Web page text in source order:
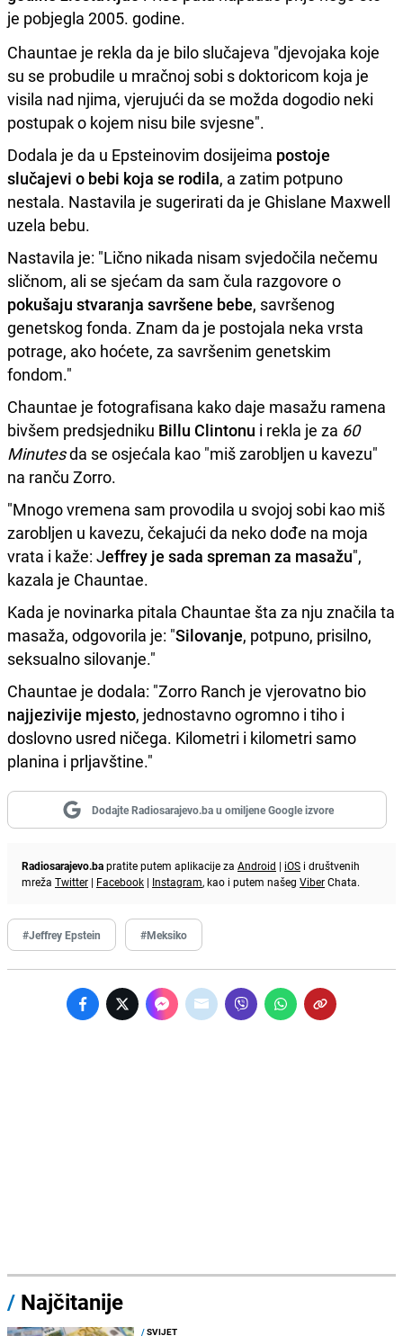
je pobjegla 2005. godine.
Chauntae je rekla da je bilo slučajeva "djevojaka koje
su se probudile u mračnoj sobi s doktoricom koja je
visila nad njima, vjerujući da se možda dogodio neki
postupak o kojem nisu bile svjesne".
Dodala je da u Epsteinovim dosijeima postoje
slučajevi o bebi koja se rodila, a zatim potpuno
nestala. Nastavila je sugerirati da je Ghislane Maxwell
uzela bebu.
Nastavila je: "Lično nikada nisam svjedočila nečemu
sličnom, ali se sjećam da sam čula razgovore o
pokušaju stvaranja savršene bebe, savršenog
genetskog fonda. Znam da je postojala neka vrsta
potrage, ako hoćete, za savršenim genetskim
fondom."
Chauntae je fotografisana kako daje masažu ramena
bivšem predsjedniku Billu Clintonu i rekla je za 60
Minutesda se osjećala kao "miš zarobljen u kavezu"
na ranču Zorro.
"Mnogo vremena sam provodila u svojoj sobi kao miš
zarobljen u kavezu, čekajući da neko dođe na moja
vrata i kaže: Jeffrey je sada spreman za masažu",
kazala je Chauntae.
Kada je novinarka pitala Chauntae šta za nju značila ta
masaža, odgovorila je: "Silovanje, potpuno, prisilno,
seksualno silovanje."
Chauntae je dodala: "Zorro Ranch je vjerovatno bio
najjezivije mjesto, jednostavno ogromno i tiho i
doslovno usred ničega. Kilometri i kilometri samo
planina i prljavštine."
Dodajte Radiosarajevo.ba u omiljene Google izvore
Radiosarajevo.bapratite putem aplikacije za Android | iOS i društvenih
mreža Twitter | Facebook | Instagram, kao i putem našeg ViberChata.
#Jeffrey Epstein #Meksiko
/ Najčitanije
/SVIJET